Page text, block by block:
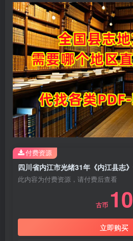
此内容为付费资源，请付费后查看
古币 10
立即购买
付费资源